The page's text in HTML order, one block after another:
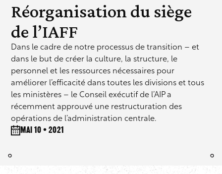
Réorganisation du siège
de l’IAFF
Dans le cadre de notre processus de transition – et
dans le but de créer la culture, la structure, le
personnel et les ressources nécessaires pour
améliorer l’efficacité dans toutes les divisions et tous
les ministères – le Conseil exécutif de l’AIP a
récemment approuvé une restructuration des
opérations de l’administration centrale.
mai 10 • 2021